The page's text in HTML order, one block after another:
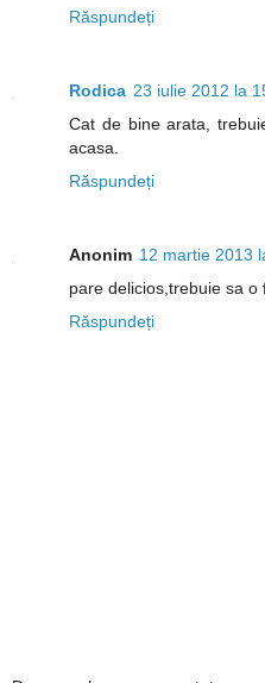
Răspundeți
Rodica 23 iulie 2012 la
Cat de bine arata,
acasa.
Răspundeți
Anonim 12 martie 2013
pare delicios,trebuie sa o
Răspundeți